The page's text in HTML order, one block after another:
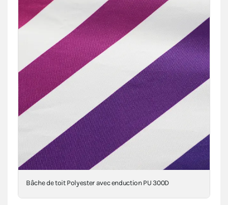
Bâche de toit Polyester avec enduction PU 300D